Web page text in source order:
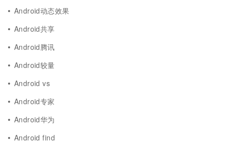
Android动态效果
Android共享
Android腾讯
Android较量
Android vs
Android专家
Android华为
Android find